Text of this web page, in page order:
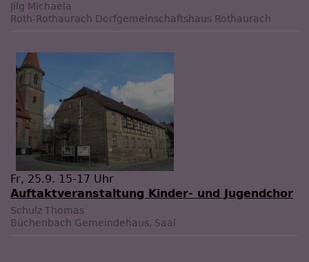
Jilg Michaela
Roth-Rothaurach Dorfgemeinschaftshaus Rothaurach
Fr, 25.9. 15-17 Uhr
Auftaktveranstaltung Kinder- und Jugendchor
Schulz Thomas
Büchenbach Gemeindehaus, Saal